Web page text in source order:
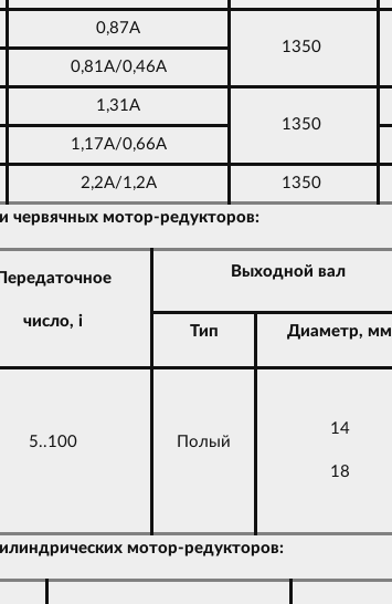
0,87А
1350
0,81А/0,46А
1,31А
1350
1,17А/0,66А
2,2А/1,2А 1350
червячных мотор-редукторов:
Передаточное
число, i
Выходной вал
Тип Диаметр, мм
5..100 Полый
14
18
мотор-редукторов: